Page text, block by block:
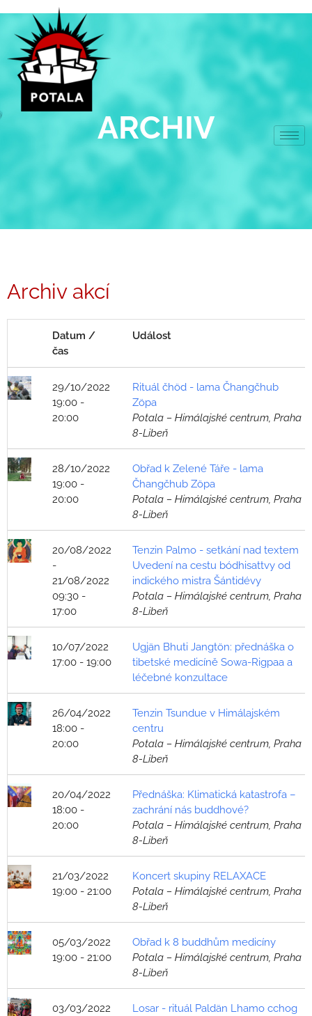
obsah
ARCHIV
Archiv akcí
Datum /
čas
Událost
29/10/2022
19:00 -
20:00
Rituál čhöd - lama Čhangčhub
Zöpa
Potala – Himálajské centrum, Praha
8-Libeň
28/10/2022
19:00 -
20:00
Obřad k Zelené Táře - lama
Čhangčhub Zöpa
Potala – Himálajské centrum, Praha
8-Libeň
20/08/2022
-
21/08/2022
09:30 -
17:00
Tenzin Palmo - setkání nad textem
Uvedení na cestu bódhisattvy od
indického mistra Šántidévy
Potala – Himálajské centrum, Praha
8-Libeň
10/07/2022
17:00 - 19:00
Ugjän Bhuti Jangtön: přednáška o
tibetské medicíně Sowa-Rigpaa a
léčebné konzultace
26/04/2022
18:00 -
20:00
Tenzin Tsundue v Himálajském
centru
Potala – Himálajské centrum, Praha
8-Libeň
20/04/2022
18:00 -
20:00
Přednáška: Klimatická katastrofa –
zachrání nás buddhové?
Potala – Himálajské centrum, Praha
8-Libeň
21/03/2022
19:00 - 21:00
Koncert skupiny RELAXACE
Potala – Himálajské centrum, Praha
8-Libeň
05/03/2022
19:00 - 21:00
Obřad k 8 buddhům medicíny
Potala – Himálajské centrum, Praha
8-Libeň
03/03/2022
Losar - rituál Paldän Lhamo cchog